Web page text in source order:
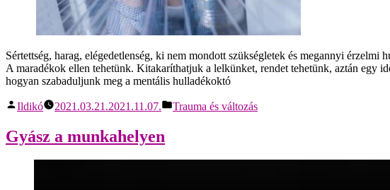
Sértettség, harag, elégedetlenség, ki nem mondott szükségletek és megannyi
A maradékok ellen tehetünk. Kitakaríthatjuk a lelkünket, rendet tehetünk, aztán egy
hogyan szabaduljunk meg a mentális hulladékoktó
Ildikó 2021.03.21.2021.11.07. Trauma és változás
Gyász a munkahelyen